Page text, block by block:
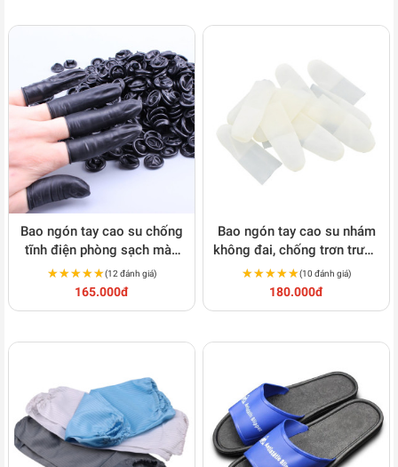
Bao ngón tay cao su chống
tĩnh điện phòng sạch màu
đen S142
★★★★★
★★★★★(12 đánh giá)
165.000đ
Bao ngón tay cao su nhám
không đai, chống trơn trượt,
chống tĩnh điện, 1400c/túi,
S141
★★★★★
★★★★★(10 đánh giá)
180.000đ